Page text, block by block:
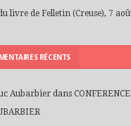
livre de Felletin (Creuse), 7
RÉCENTS
Aubarbier dans